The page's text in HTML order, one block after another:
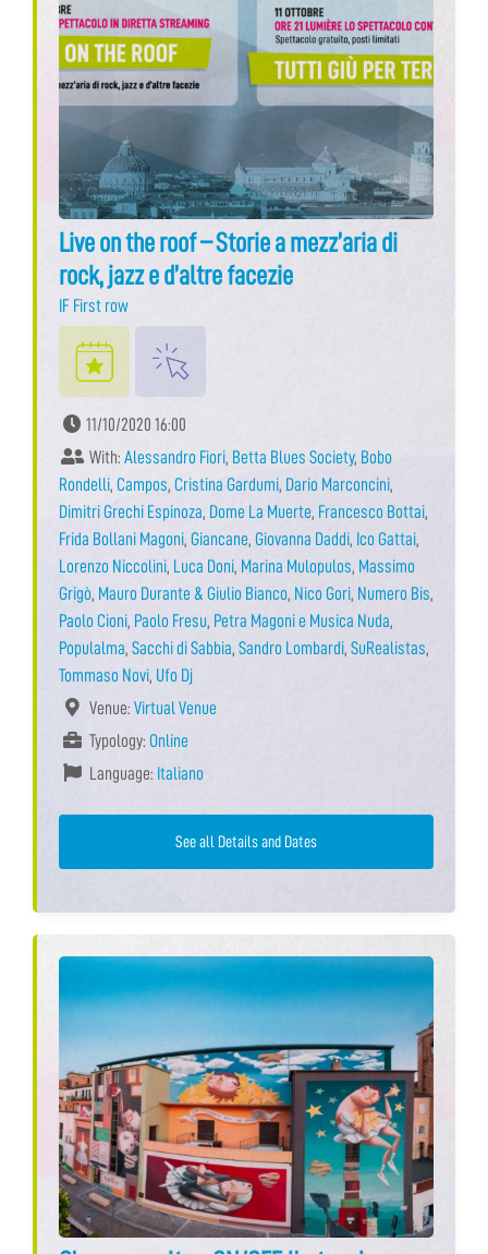
Live on the roof – Storie a mezz’aria di
rock, jazz e d’altre facezie
IF First row
11/10/2020 16:00
With: Alessandro Fiori, Betta Blues Society, Bobo
Rondelli, Campos, Cristina Gardumi, Dario Marconcini,
Dimitri Grechi Espinoza, Dome La Muerte, Francesco Bottai,
Frida Bollani Magoni, Giancane, Giovanna Daddi, Ico Gattai,
Lorenzo Niccolini, Luca Doni, Marina Mulopulos, Massimo
Grigò, Mauro Durante & Giulio Bianco, Nico Gori, Numero Bis,
Paolo Cioni, Paolo Fresu, Petra Magoni e Musica Nuda,
Populalma, Sacchi di Sabbia, Sandro Lombardi, SuRealistas,
Tommaso Novi, Ufo Dj
Venue: Virtual Venue
Typology: Online
Language: Italiano
See all Details and Dates